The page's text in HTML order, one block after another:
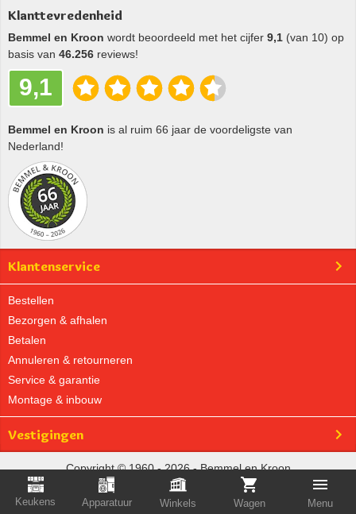
Keukens Apparatuur Winkels Wagen Menu
Klanttevredenheid
Bemmel en Kroon wordt beoordeeld met het cijfer 9,1 (van 10) op
basis van 46.256 reviews!
9,1
Bemmel en Kroon is al ruim 66 jaar de voordeligste van
Nederland!
Klantenservice
Bestellen
Bezorgen & afhalen
Betalen
Annuleren & retourneren
Service & garantie
Montage & inbouw
Vestigingen
Copyright © 1960 - 2026 - Bemmel en Kroon
Privacybeleid
Algemene voorwaarden